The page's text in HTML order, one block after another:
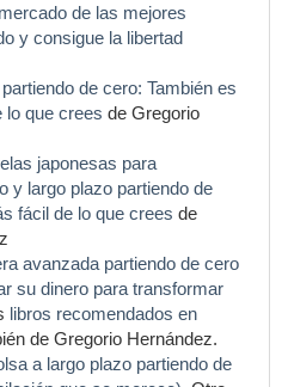
de las mejores
y consigue la libertad
de cero: También es
lo que crees de Gregorio
japonesas para
y largo plazo partiendo de
fácil de lo que crees de
avanzada partiendo de cero
su dinero para transformar
libros recomendados en
de Gregorio Hernández.
a largo plazo partiendo de